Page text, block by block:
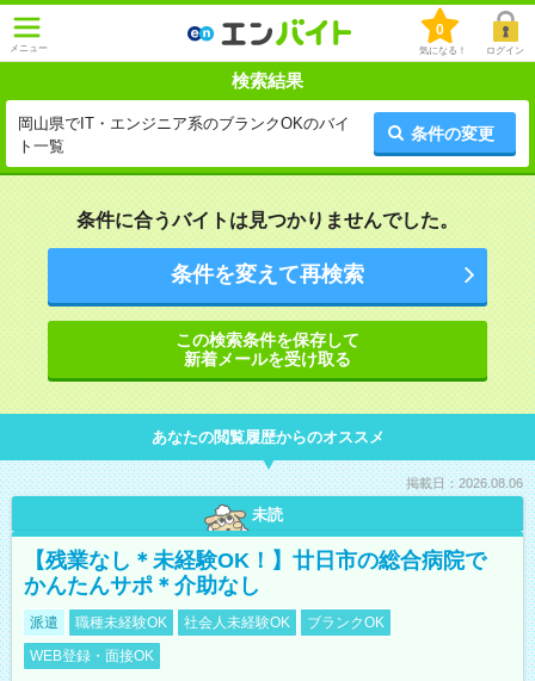
メニュー
0
気になる！ ログイン
検索結果
岡山県でIT・エンジニア系のブランクOKのバイ
ト一覧
条件の変更
条件に合うバイトは見つかりませんでした。
条件を変えて再検索
この検索条件を保存して
新着メールを受け取る
あなたの閲覧履歴からのオススメ
掲載日：2026.08.06
未読
【残業なし＊未経験OK！】廿日市の総合病院で
かんたんサポ＊介助なし
派遣 職種未経験OK 社会人未経験OK
ブランクOK
WEB登録・面接OK